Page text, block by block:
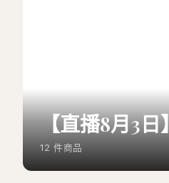
【直播8月3
12 件商品